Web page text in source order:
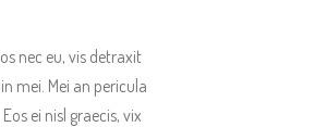
nec eu, vis detraxit
mei. Mei an pericula
ei nisl graecis, vix